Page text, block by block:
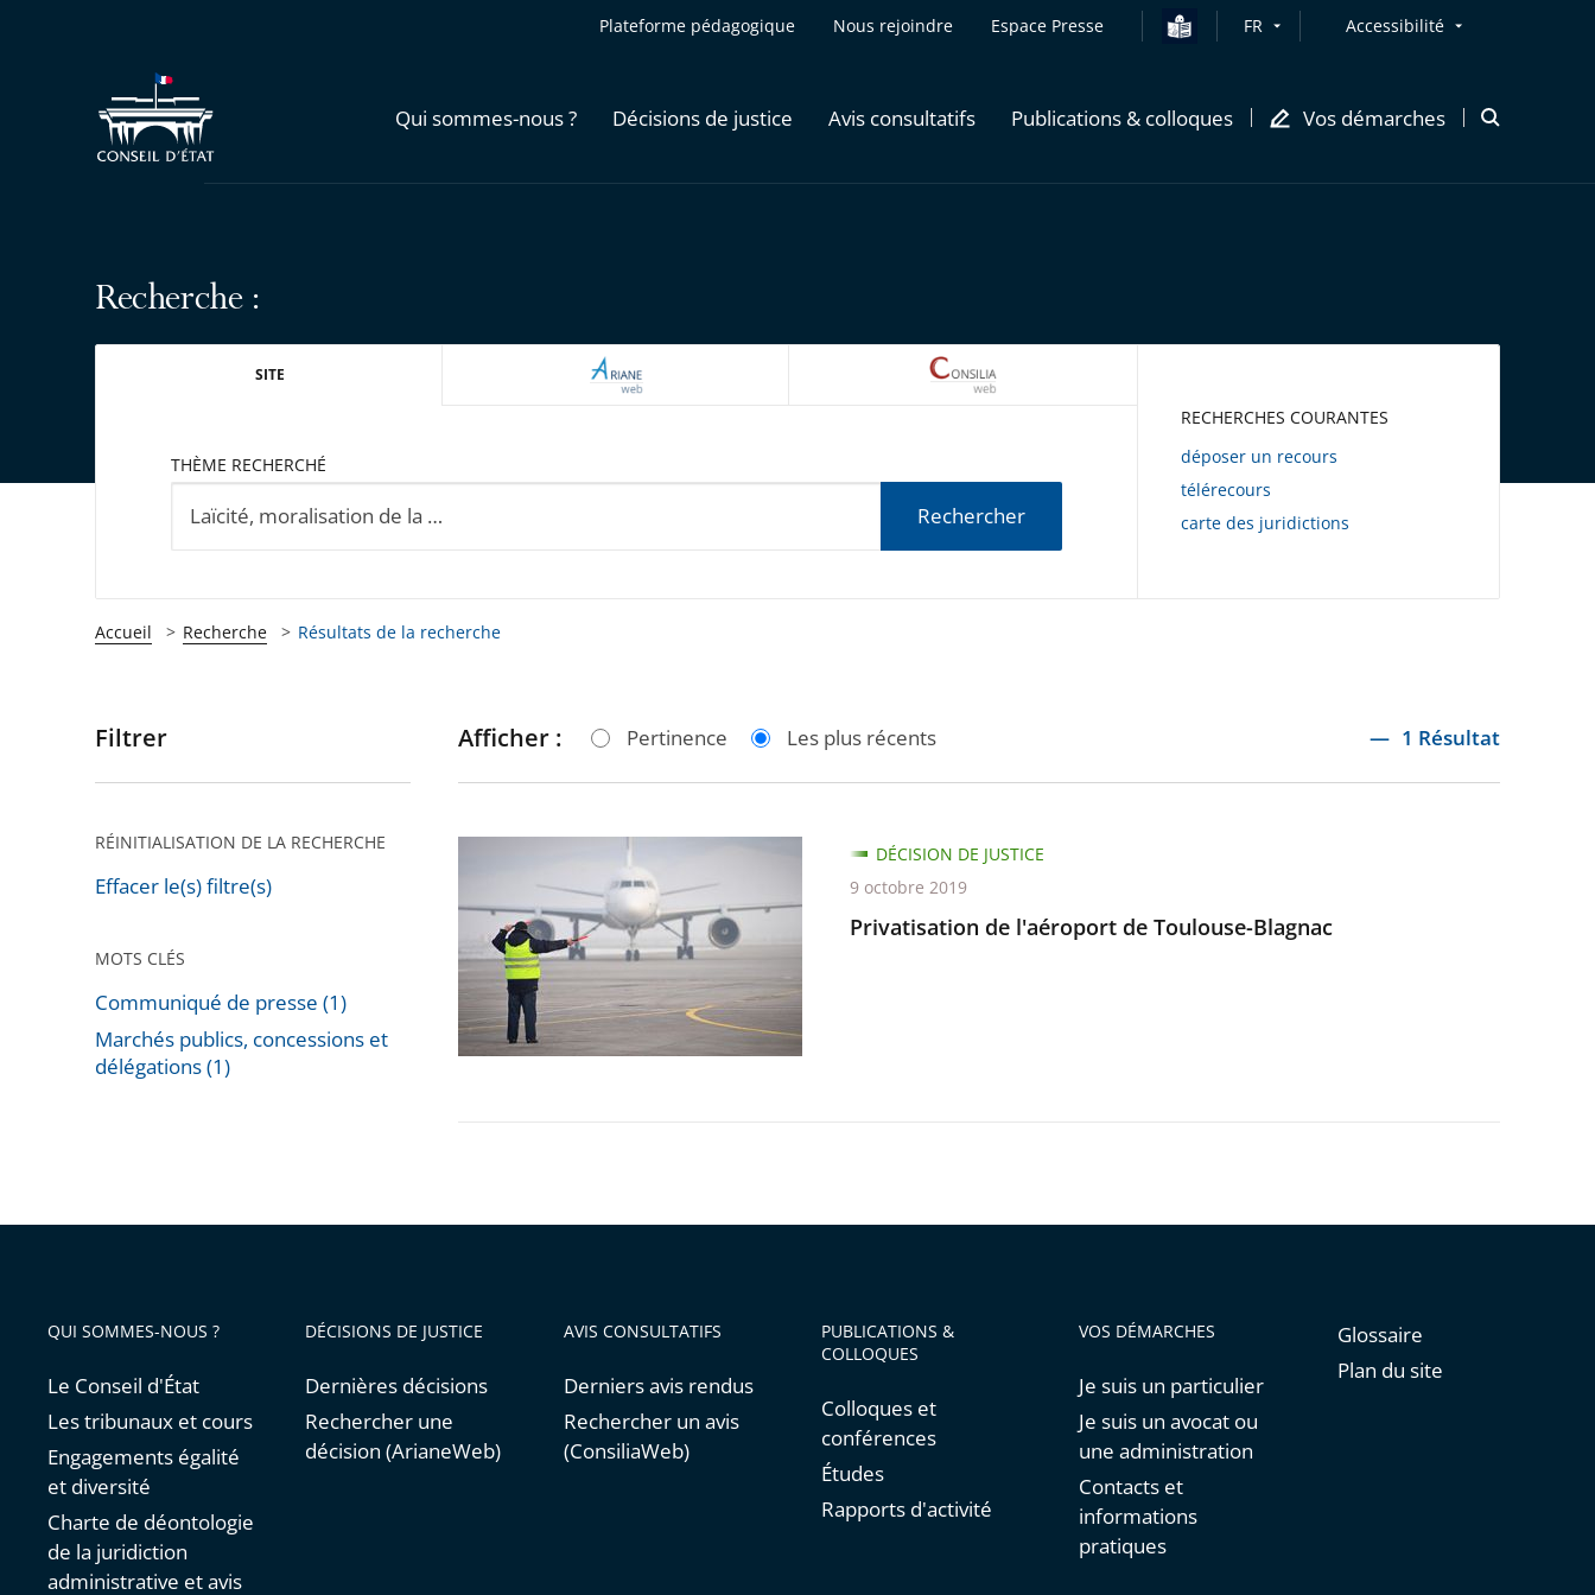
Plateforme pédagogique Nous rejoindre Espace Presse FR Accessibilité
Qui sommes-nous ? Décisions de justice Avis consultatifs Publications & colloques Vos démarches
Ouvrir
Recherche :
SITE ARIANEWEB
THÈME RECHERCHÉ
Rechercher
RECHERCHES COURANTES
déposer un recours
télérecours
carte des juridictions
Accueil Recherche Résultats de la recherche
Passer
pour
après
Filtrer
RÉINITIALISATION DE LA RECHERCHE
Effacer le(s) filtre(s)
MOTS CLÉS
Communiqué de presse (1)
Marchés publics, concessions et
délégations (1)
arriver
Afficher : Pertinence Les plus récents 1 Résultat
l'aéroport
de
Toulouse-
Blagnac
Privatisation de l'aéroport de Toulouse-Blagnac
DÉCISION DE JUSTICE
9 octobre 2019
QUI SOMMES-NOUS ?
Le Conseil d'État
Les tribunaux et cours
Engagements égalité
et diversité
Charte de déontologie
de la juridiction
administrative et avis
DÉCISIONS DE JUSTICE
Dernières décisions
Rechercher une
décision (ArianeWeb)
AVIS CONSULTATIFS
Derniers avis rendus
Rechercher un avis
(ConsiliaWeb)
PUBLICATIONS &
COLLOQUES
Colloques et
conférences
Études
Rapports d'activité
VOS DÉMARCHES
Je suis un particulier
Je suis un avocat ou
une administration
Contacts et
informations
pratiques
Glossaire
Plan du site